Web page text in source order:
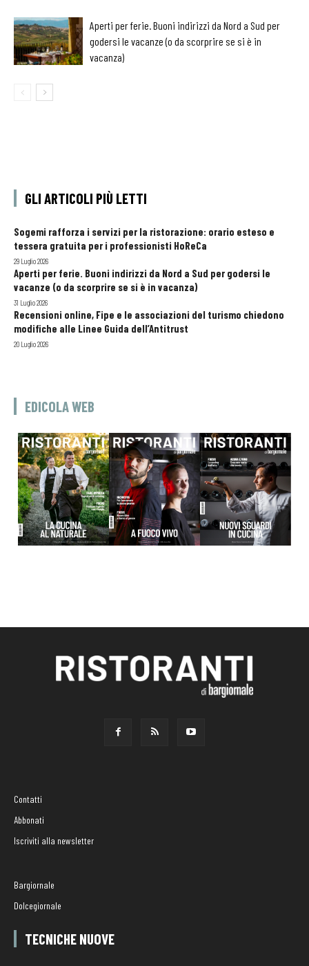
Aperti per ferie. Buoni indirizzi da Nord a Sud per
godersi le vacanze (o da scorprire se si è in
vacanza)
GLI ARTICOLI PIÙ LETTI
Sogemi rafforza i servizi per la ristorazione: orario esteso e
tessera gratuita per i professionisti HoReCa
29 Luglio 2026
Aperti per ferie. Buoni indirizzi da Nord a Sud per godersi le
vacanze (o da scorprire se si è in vacanza)
31 Luglio 2026
Recensioni online, Fipe e le associazioni del turismo chiedono
modifiche alle Linee Guida dell’Antitrust
20 Luglio 2026
EDICOLA WEB
Contatti
Abbonati
Iscriviti alla newsletter
Bargiornale
Dolcegiornale
TECNICHE NUOVE